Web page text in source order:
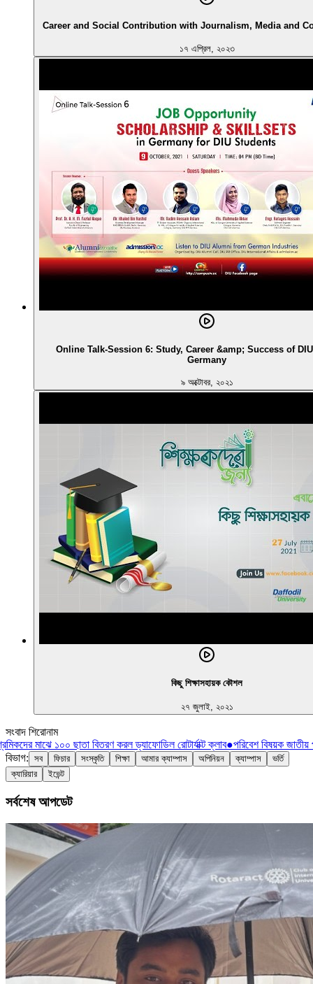
Career and Social Contribution with Journalism, Media and
১৭ এপ্রিল, ২০২৩
Online Talk-Session 6: Study, Career &amp; Success of
Germany
৯ অক্টোবর, ২০২১
কিছু শিক্ষাসহায়ক কৌশল
২৭ জুলাই, ২০২১
সংবাদ শিরোনাম
মাঝে ১০০ ছাতা বিতরণ করল ড্যাফোডিল রোটার্যাক্ট ক্লাব●পরিবেশ বিষয়ক জাতীয়
বিভাগ: সব ফিচার সংস্কৃতি শিক্ষা আমার ক্যাম্পাস অপিনিয়ন ক্যাম্পাস
ভর্তি
ক্যারিয়ার
ইভেন্ট
সর্বশেষ আপডেট